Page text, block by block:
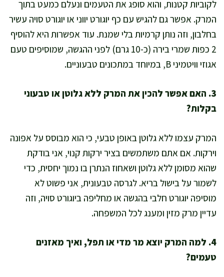
לקוביות קטנות, והוא סופג את הטעמים ונעלם כמעט בתוך
המרק. אפשר גם להגיש עם כף יוגורט יווני או יוגורט סויה עשיר
בחלבון, וזה נותן קרמיות בלי שמנת. עוד אפשרות היא להוסיף
2 כפות שמרי בירה (כ-10 גרם) לפני ההגשה, שמוסיפים טעם
אגוזי וויטמיני B, במיוחד במתכונים טבעוניים.
3. האם אפשר להכין את המרק ללא גלוטן או טבעוני
בקלות?
המרק עצמו ללא גלוטן באופן טבעי, כי הוא מבוסס על אפונה
וירקות. אם אתם משתמשים בציר ירקות קנוי, אני בודקת
שהוא מסומן ללא גלוטן ושאחוז הנתרן בו נמוך יחסית, כדי
לשמור על בישול בריא. לגרסה טבעונית, אני פשוט לא
מוסיפה יוגורט חלבי בהגשה או מחליפה ביוגורט סויה, וזה
עדיין מרק מזין ומענג לכל המשפחה.
4. למה המרק יוצא מר מדי או תפל, ואיך מאזנים
טעמים?